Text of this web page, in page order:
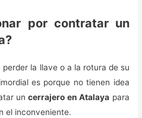
por contratar un
la llave o a la rotura de su
es porque no tienen idea
uncerrajero en Atalaya para
el inconveniente.